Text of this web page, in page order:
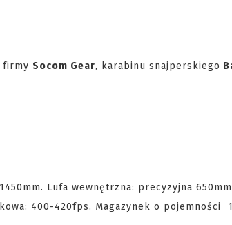
firmy Socom Gear, karabinu snajperskiego
1450mm. Lufa wewnętrzna: precyzyjna
400-420fps. Magazynek o pojemności